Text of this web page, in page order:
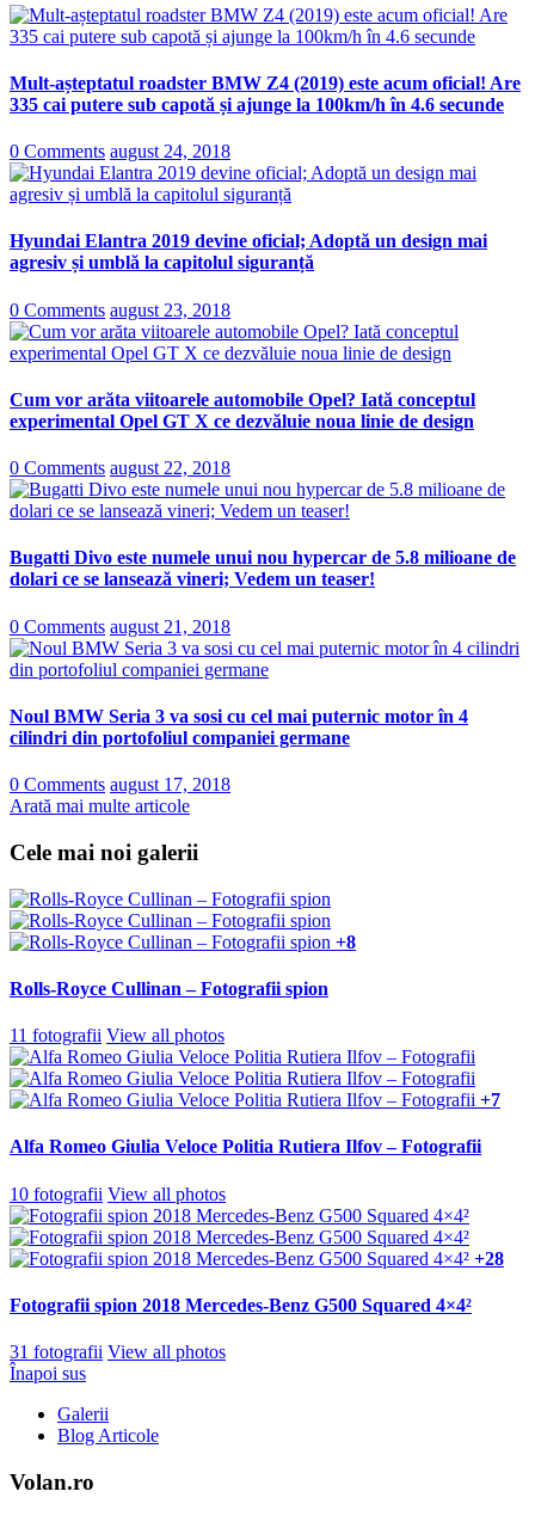
Mult-așteptatul roadster BMW Z4 (2019) este acum oficial! Are
335 cai putere sub capotă și ajunge la 100km/h în 4.6 secunde
0 Comments august 24, 2018
Hyundai Elantra 2019 devine oficial; Adoptă un design mai
agresiv și umblă la capitolul siguranță
0 Comments august 23, 2018
Cum vor arăta viitoarele automobile Opel? Iată conceptul
experimental Opel GT X ce dezvăluie noua linie de design
0 Comments august 22, 2018
Bugatti Divo este numele unui nou hypercar de 5.8 milioane de
dolari ce se lansează vineri; Vedem un teaser!
0 Comments august 21, 2018
Noul BMW Seria 3 va sosi cu cel mai puternic motor în 4
cilindri din portofoliul companiei germane
0 Comments august 17, 2018
Arată mai multe articole
Cele mai noi galerii
+8
Rolls-Royce Cullinan – Fotografii spion
11 fotografii View all photos
+7
Alfa Romeo Giulia Veloce Politia Rutiera Ilfov – Fotografii
10 fotografii View all photos
+28
Fotografii spion 2018 Mercedes-Benz G500 Squared 4×4²
31 fotografii View all photos
Înapoi sus
Galerii
Blog Articole
Volan.ro